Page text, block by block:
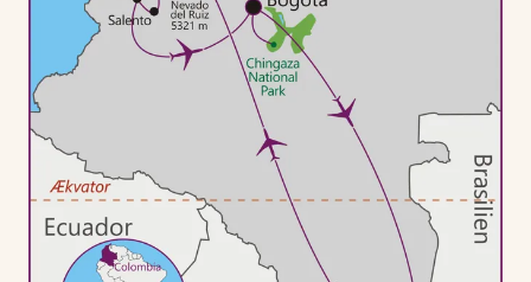
Rejsen har fokus på fuglene, men vi ser også efter
andre dyr og spændende planter. Vi krydser alle tre
“fingre” af Andesbjergene, kommer helt ned i
Amazonregnskoven, og undervejs oplever vi storslåede
bjerglandskaber med sneklædte vulkaner og vidtstrakte
paramo-områder med alpin vegetation, bjergregnskove
og lavlandsregnskove, floder og søer - samt
spændende og anderledes kultur. Vi kører bl.a. gennem
nogle af landets bedste kaffedistrikter.